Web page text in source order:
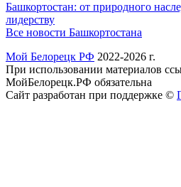
Башкортостан: от природного
лидерству
Все новости Башкортостана
Мой Белорецк РФ 2022-2026 г.
При использовании материалов
МойБелорецк.РФ обязательна
Сайт разработан при поддержке ©